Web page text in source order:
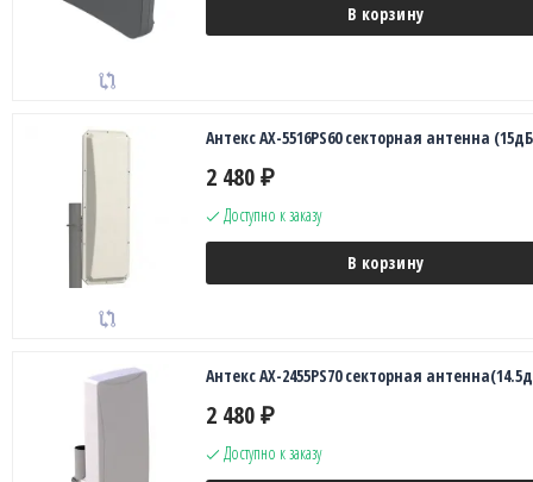
В корзину
Антекс AX-5516PS60 секторная антенна
2 480 ₽
Доступно к заказу
В корзину
Антекс AX-2455PS70 секторная
2 480 ₽
Доступно к заказу